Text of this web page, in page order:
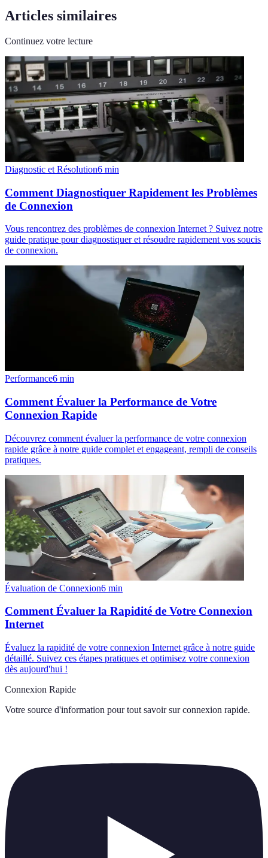
Articles similaires
Continuez votre lecture
Diagnostic et Résolution6 min
Comment Diagnostiquer Rapidement les Problèmes
de Connexion
Vous rencontrez des problèmes de connexion Internet ? Suivez notre
guide pratique pour diagnostiquer et résoudre rapidement vos soucis
de connexion.
Performance6 min
Comment Évaluer la Performance de Votre
Connexion Rapide
Découvrez comment évaluer la performance de votre connexion
rapide grâce à notre guide complet et engageant, rempli de conseils
pratiques.
Évaluation de Connexion6 min
Comment Évaluer la Rapidité de Votre Connexion
Internet
Évaluez la rapidité de votre connexion Internet grâce à notre guide
détaillé. Suivez ces étapes pratiques et optimisez votre connexion
dès aujourd'hui !
Connexion Rapide
Votre source d'information pour tout savoir sur connexion rapide.